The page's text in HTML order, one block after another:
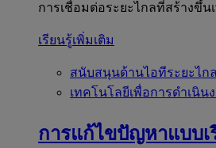
การเชื่อมต่อระยะไกลที่สร้างขึ้
เรียนรู้เพิ่มเติม
สนับสนุนด้านไอทีระยะไกล
เทคโนโลยีเพื่อการดำเนิน
การแก้ไขปัญหาแบบเ